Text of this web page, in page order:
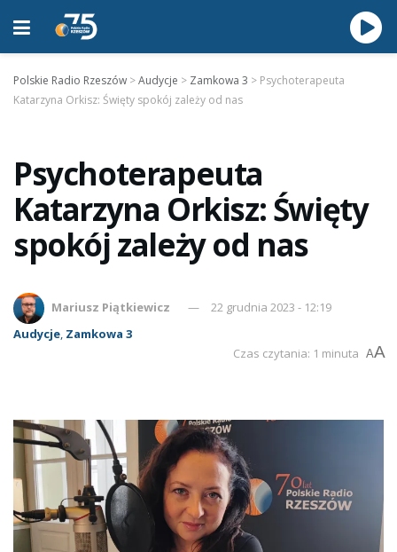
Polskie Radio Rzeszów >Audycje > Zamkowa 3 > Psychoterapeuta
Katarzyna Orkisz: Święty spokój zależy od nas
Psychoterapeuta
Katarzyna Orkisz: Święty
spokój zależy od nas
Mariusz Piątkiewicz
22 grudnia 2023 - 12:19
Audycje, Zamkowa 3
Czas czytania: 1 minuta AA